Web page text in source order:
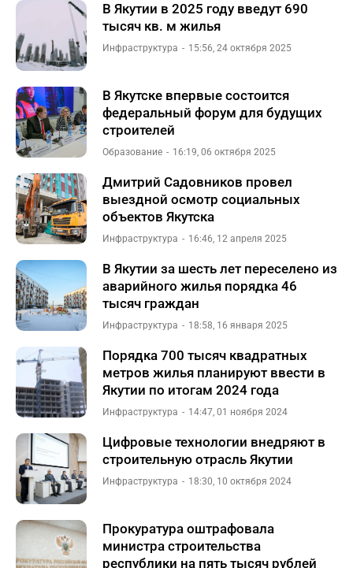
В Якутии в 2025 году введут 690
тысяч кв. м жилья
Инфраструктура 15:56, 24 октября 2025
В Якутске впервые состоится
федеральный форум для будущих
строителей
Образование 16:19, 06 октября 2025
Дмитрий Садовников провел
выездной осмотр социальных
объектов Якутска
Инфраструктура 16:46, 12 апреля 2025
В Якутии за шесть лет переселено из
аварийного жилья порядка 46
тысяч граждан
Инфраструктура 18:58, 16 января 2025
Порядка 700 тысяч квадратных
метров жилья планируют ввести в
Якутии по итогам 2024 года
Инфраструктура 14:47, 01 ноября 2024
Цифровые технологии внедряют в
строительную отрасль Якутии
Инфраструктура 18:30, 10 октября 2024
Прокуратура оштрафовала
министра строительства
республики на пять тысяч рублей